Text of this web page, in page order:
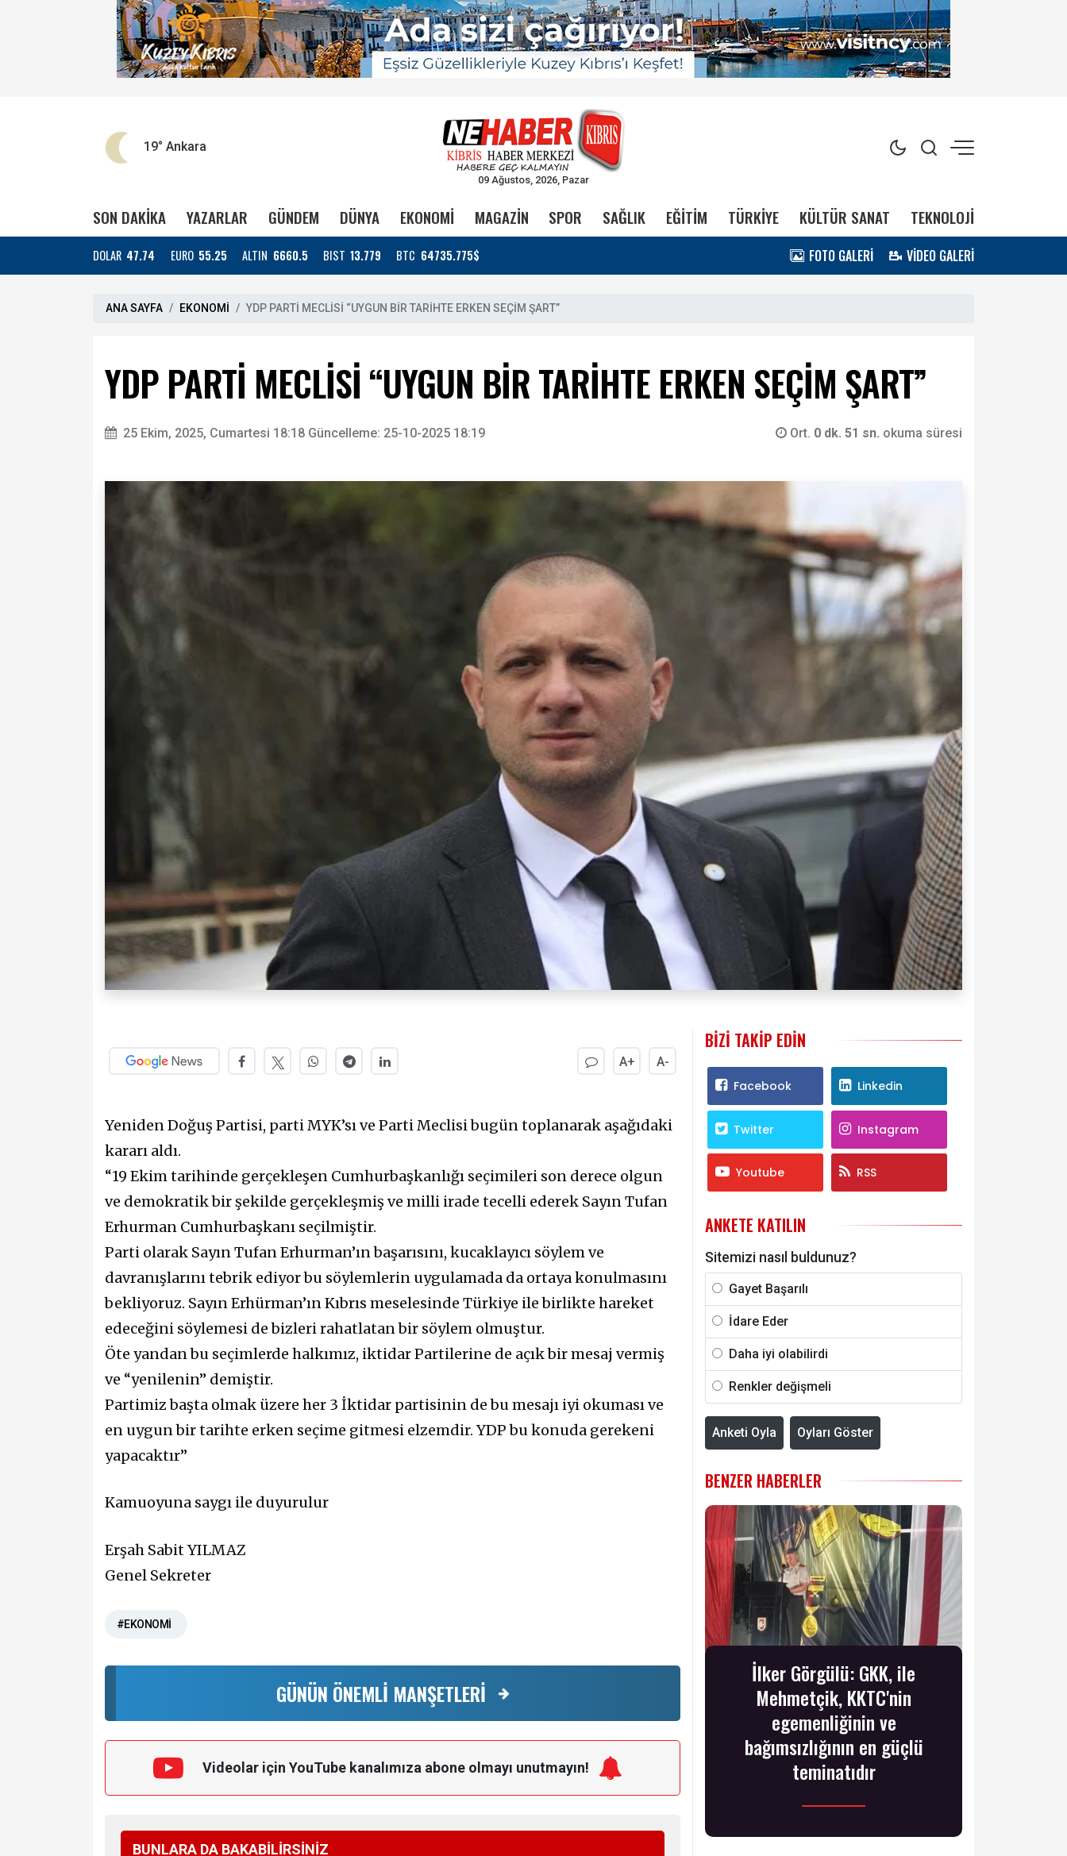
19° Ankara
09 Ağustos, 2026, Pazar
SON DAKİKA YAZARLAR GÜNDEM DÜNYA EKONOMİ MAGAZİN SPOR SAĞLIK EĞİTİM TÜRKİYE KÜLTÜR SANAT TEKNOLOJİ
DOLAR 47.74 EURO 55.25 ALTIN 6660.5 BIST 13.779 BTC 64735.775$ FOTO GALERİ VİDEO GALERİ
ANA SAYFA EKONOMİ YDP PARTİ MECLİSİ “UYGUN BİR TARİHTE ERKEN SEÇİM ŞART”
YDP PARTİ MECLİSİ “UYGUN BİR TARİHTE ERKEN SEÇİM ŞART”
25 Ekim, 2025, Cumartesi 18:18 Güncelleme: 25-10-2025 18:19 Ort. 0 dk. 51 sn. okuma süresi
A+ A-
Yeniden Doğuş Partisi, parti MYK’sı ve Parti Meclisi bugün toplanarak aşağıdaki
kararı aldı.
“19 Ekim tarihinde gerçekleşen Cumhurbaşkanlığı seçimileri son derece olgun
ve demokratik bir şekilde gerçekleşmiş ve milli irade tecelli ederek Sayın Tufan
Erhurman Cumhurbaşkanı seçilmiştir.
Parti olarak Sayın Tufan Erhurman’ın başarısını, kucaklayıcı söylem ve
davranışlarını tebrik ediyor bu söylemlerin uygulamada da ortaya konulmasını
bekliyoruz. Sayın Erhürman’ın Kıbrıs meselesinde Türkiye ile birlikte hareket
edeceğini söylemesi de bizleri rahatlatan bir söylem olmuştur.
Öte yandan bu seçimlerde halkımız, iktidar Partilerine de açık bir mesaj vermiş
ve “yenilenin” demiştir.
Partimiz başta olmak üzere her 3 İktidar partisinin de bu mesajı iyi okuması ve
en uygun bir tarihte erken seçime gitmesi elzemdir. YDP bu konuda gerekeni
yapacaktır”
Kamuoyuna saygı ile duyurulur
Erşah Sabit YILMAZ
Genel Sekreter
#EKONOMİ
GÜNÜN ÖNEMLİ MANŞETLERİ
Videolar için YouTube kanalımıza abone olmayı unutmayın!
BUNLARA DA BAKABİLİRSİNİZ
BIZI TAKIP EDIN
Facebook Linkedin
Twitter Instagram
Youtube RSS
ANKETE KATILIN
Sitemizi nasıl buldunuz?
Gayet Başarılı
İdare Eder
Daha iyi olabilirdi
Renkler değişmeli
Anketi Oyla Oyları Göster
BENZER HABERLER
İlker Görgülü: GKK, ile
Mehmetçik, KKTC'nin
egemenliğinin ve
bağımsızlığının en güçlü
teminatıdır